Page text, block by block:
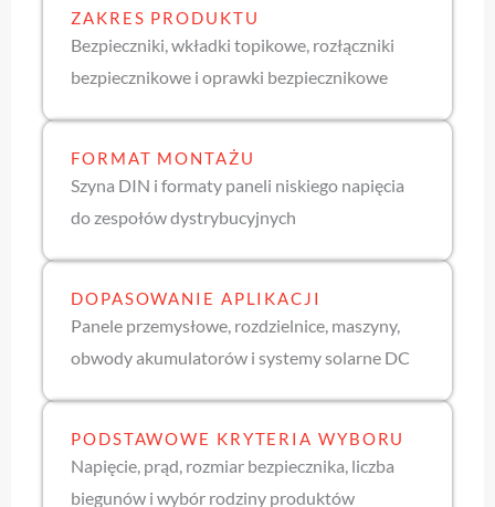
ZAKRES PRODUKTU
Bezpieczniki, wkładki topikowe, rozłączniki
bezpiecznikowe i oprawki bezpiecznikowe
FORMAT MONTAŻU
Szyna DIN i formaty paneli niskiego napięcia
do zespołów dystrybucyjnych
DOPASOWANIE APLIKACJI
Panele przemysłowe, rozdzielnice, maszyny,
obwody akumulatorów i systemy solarne DC
PODSTAWOWE KRYTERIA WYBORU
Napięcie, prąd, rozmiar bezpiecznika, liczba
biegunów i wybór rodziny produktów